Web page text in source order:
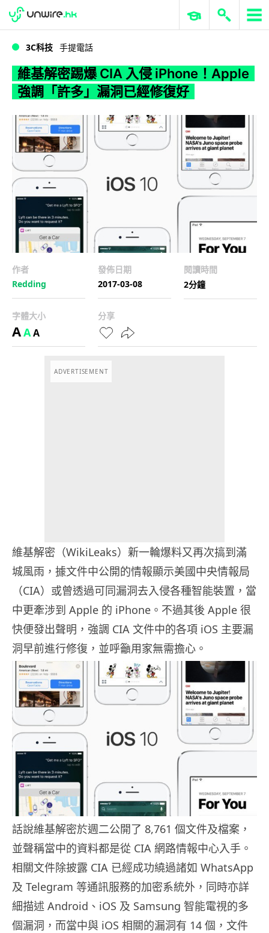
WWDC 2026 ERP 與商業 AI
3C科技 手提電話
維基解密踢爆 CIA 入侵 iPhone！Apple
強調「許多」漏洞已經修復好
作者
Redding
發佈日期
2017-03-08
閱讀時間
2分鐘
字體大小
AAA
分享
ADVERTISEMENT
維基解密（WikiLeaks）新一輪爆料又再次搞到滿
城風雨，據文件中公開的情報顯示美國中央情報局
（CIA）或曾透過可同漏洞去入侵各種智能裝置，當
中更牽涉到 Apple 的 iPhone。不過其後 Apple 很
快便發出聲明，強調 CIA 文件中的各項 iOS 主要漏
洞早前進行修復，並呼籲用家無需擔心。
話說維基解密於週二公開了 8,761 個文件及檔案，
並聲稱當中的資料都是從 CIA 網路情報中心入手。
相關文件除披露 CIA 已經成功繞過諸如 WhatsApp
及 Telegram 等通訊服務的加密系統外，同時亦詳
細描述 Android、iOS 及 Samsung 智能電視的多
個漏洞，而當中與 iOS 相關的漏洞有 14 個，文件